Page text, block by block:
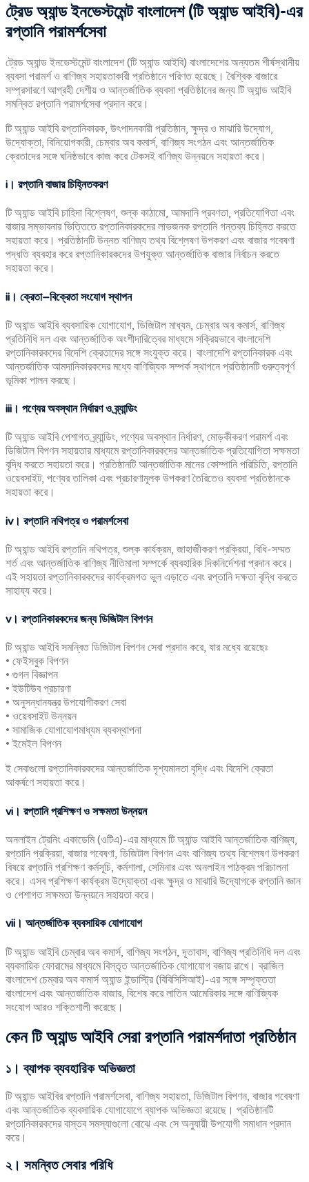
ট্রেডঅ্যান্ডইনভেস্টমেন্টবাংলাদেশ (টিঅ্যান্ডআইবি)-এর
রপ্তানিপরামর্শসেবা
ট্রেড অ্যান্ড ইনভেস্টমেন্ট বাংলাদেশ (টি অ্যান্ড আইবি) বাংলাদেশের অন্যতম শীর্ষস্থানীয়
ব্যবসা পরামর্শ ও বাণিজ্য সহায়তাকারী প্রতিষ্ঠানে পরিণত হয়েছে। বৈশ্বিক বাজারে
সম্প্রসারণে আগ্রহী দেশীয় ও আন্তর্জাতিক ব্যবসা প্রতিষ্ঠানের জন্য টি অ্যান্ড আইবি
সমন্বিত রপ্তানি পরামর্শসেবা প্রদান করে।
টি অ্যান্ড আইবি রপ্তানিকারক, উৎপাদনকারী প্রতিষ্ঠান, ক্ষুদ্র ও মাঝারি উদ্যোগ,
উদ্যোক্তা, বিনিয়োগকারী, চেম্বার অব কমার্স, বাণিজ্য সংগঠন এবং আন্তর্জাতিক
ক্রেতাদের সঙ্গে ঘনিষ্ঠভাবে কাজ করে টেকসই বাণিজ্য উন্নয়নে সহায়তা করে।
i । রপ্তানিবাজারচিহ্নিতকরণ
টি অ্যান্ড আইবি চাহিদা বিশ্লেষণ, শুল্ক কাঠামো, আমদানি প্রবণতা, প্রতিযোগিতা এবং
বাজার সম্ভাবনার ভিত্তিতে রপ্তানিকারকদের লাভজনক রপ্তানি গন্তব্য চিহ্নিত করতে
সহায়তা করে। প্রতিষ্ঠানটি উন্নত বাণিজ্য তথ্য বিশ্লেষণ উপকরণ এবং বাজার গবেষণা
পদ্ধতি ব্যবহার করে রপ্তানিকারকদের উপযুক্ত আন্তর্জাতিক বাজার নির্বাচন করতে
সহায়তা করে।
ii । ক্রেতা–বিক্রেতাসংযোগস্থাপন
টি অ্যান্ড আইবি ব্যবসায়িক যোগাযোগ, ডিজিটাল মাধ্যম, চেম্বার অব কমার্স, বাণিজ্য
প্রতিনিধি দল এবং আন্তর্জাতিক অংশীদারিত্বের মাধ্যমে সক্রিয়ভাবে বাংলাদেশি
রপ্তানিকারকদের বিদেশি ক্রেতাদের সঙ্গে সংযুক্ত করে। বাংলাদেশি রপ্তানিকারক এবং
আন্তর্জাতিক আমদানিকারকদের মধ্যে বাণিজ্যিক সম্পর্ক স্থাপনে প্রতিষ্ঠানটি গুরুত্বপূর্ণ
ভূমিকা পালন করছে।
iii । পণ্যেরঅবস্থাননির্ধারণওব্র্যান্ডিং
টি অ্যান্ড আইবি পেশাগত ব্র্যান্ডিং, পণ্যের অবস্থান নির্ধারণ, মোড়কীকরণ পরামর্শ এবং
ডিজিটাল বিপণন সহায়তার মাধ্যমে রপ্তানিকারকদের আন্তর্জাতিক প্রতিযোগিতা সক্ষমতা
বৃদ্ধি করতে সহায়তা করে। প্রতিষ্ঠানটি আন্তর্জাতিক মানের কোম্পানি পরিচিতি, রপ্তানি
ওয়েবসাইট, পণ্যের তালিকা এবং প্রচারণামূলক উপকরণ তৈরিতেও ব্যবসা প্রতিষ্ঠানকে
সহায়তা করে।
iv। রপ্তানিনথিপত্রও পরামর্শসেবা
টি অ্যান্ড আইবি রপ্তানি নথিপত্র, শুল্ক কার্যক্রম, জাহাজীকরণ প্রক্রিয়া, বিধি-সম্মত
শর্ত এবং আন্তর্জাতিক বাণিজ্য নীতিমালা সম্পর্কে ব্যবহারিক দিকনির্দেশনা প্রদান করে।
এই সহায়তা রপ্তানিকারকদের কার্যক্রমগত ভুল এড়াতে এবং রপ্তানি দক্ষতা বৃদ্ধি করতে
সাহায্য করে।
v। রপ্তানিকারকদেরজন্যডিজিটালবিপণন
টি অ্যান্ড আইবি সমন্বিত ডিজিটাল বিপণন সেবা প্রদান করে, যার মধ্যে রয়েছেঃ
• ফেইসবুক বিপণন
• গুগল বিজ্ঞাপন
• ইউটিউব প্রচারণা
• অনুসন্ধানযন্ত্র উপযোগীকরণ সেবা
• ওয়েবসাইট উন্নয়ন
• সামাজিক যোগাযোগমাধ্যম ব্যবস্থাপনা
• ইমেইল বিপণন
ই সেবাগুলো রপ্তানিকারকদের আন্তর্জাতিক দৃশ্যমানতা বৃদ্ধি এবং বিদেশি ক্রেতা
আকর্ষণে সহায়তা করে।
vi । রপ্তানিপ্রশিক্ষণও সক্ষমতাউন্নয়ন
অনলাইন ট্রেনিং একাডেমি (ওটিএ)-এর মাধ্যমে টি অ্যান্ড আইবি আন্তর্জাতিক বাণিজ্য,
রপ্তানি প্রক্রিয়া, বাজার গবেষণা, ডিজিটাল বিপণন এবং বাণিজ্য তথ্য বিশ্লেষণ উপকরণ
বিষয়ে রপ্তানি প্রশিক্ষণ কর্মসূচি, কর্মশালা, সেমিনার এবং অনলাইন পাঠক্রম পরিচালনা
করে। এসব প্রশিক্ষণ কার্যক্রম উদ্যোক্তা এবং ক্ষুদ্র ও মাঝারি উদ্যোগকে রপ্তানি জ্ঞান
ও পেশাগত সক্ষমতা উন্নয়নে সহায়তা করে।
vii । আন্তর্জাতিকব্যবসায়িকযোগাযোগ
টি অ্যান্ড আইবি চেম্বার অব কমার্স, বাণিজ্য সংগঠন, দূতাবাস, বাণিজ্য প্রতিনিধি দল এবং
ব্যবসায়িক ফোরামের মাধ্যমে বিস্তৃত আন্তর্জাতিক যোগাযোগ বজায় রাখে। ব্রাজিল
বাংলাদেশ চেম্বার অব কমার্স অ্যান্ড ইন্ডাস্ট্রি (বিবিসিসিআই)-এর সঙ্গে সম্পৃক্ততা
বাংলাদেশ এবং আন্তর্জাতিক বাজার, বিশেষ করে লাতিন আমেরিকার সঙ্গে বাণিজ্যিক
সংযোগ আরও শক্তিশালী করেছে।
কেনটিঅ্যান্ডআইবি সেরারপ্তানিপরামর্শদাতাপ্রতিষ্ঠান
১। ব্যাপক ব্যবহারিক অভিজ্ঞতা
টি অ্যান্ড আইবির রপ্তানি পরামর্শসেবা, বাণিজ্য সহায়তা, ডিজিটাল বিপণন, বাজার গবেষণা
এবং আন্তর্জাতিক ব্যবসায়িক যোগাযোগে ব্যাপক অভিজ্ঞতা রয়েছে। প্রতিষ্ঠানটি
রপ্তানিকারকদের বাস্তব সমস্যাগুলো বোঝে এবং সে অনুযায়ী উপযোগী সমাধান প্রদান
করে।
২। সমন্বিত সেবার পরিধি